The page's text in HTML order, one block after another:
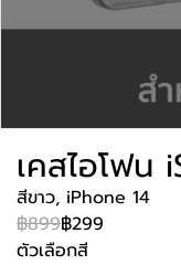
เคสไอโฟน
สีขาว, iPhone 14
฿899฿299
ตัวเลือกสี